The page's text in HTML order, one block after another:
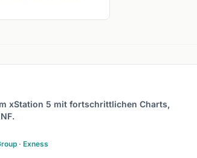
xStation 5 mit fortschrittlichen Charts,
· Exness